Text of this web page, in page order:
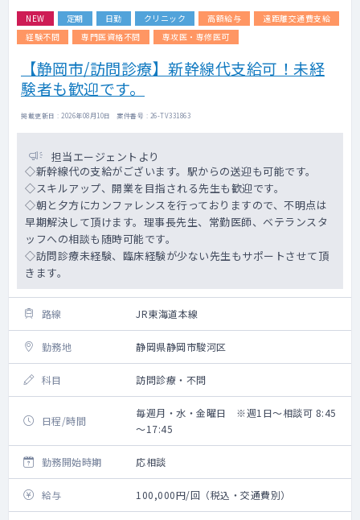
NEW 定期 日勤 クリニック 高額給与
遠距離交通費支給
経験不問
専門医資格不問 専攻医・専修医可
【静岡市/訪問診療】新幹線代支給可！未経
験者も歓迎です。
掲載更新日 : 2026年08月10日 案件番号 : 26-TV331863
担当エージェントより
◇新幹線代の支給がございます。駅からの送迎も可能です。
◇スキルアップ、開業を目指される先生も歓迎です。
◇朝と夕方にカンファレンスを行っておりますので、不明点は
早期解決して頂けます。理事長先生、常勤医師、ベテランスタ
ッフへの相談も随時可能です。
◇訪問診療未経験、臨床経験が少ない先生もサポートさせて頂
きます。
路線 JR東海道本線
勤務地 静岡県静岡市駿河区
科目 訪問診療・不問
日程/時間
毎週月・水・金曜日 ※週1日～相談可 8:45
～17:45
勤務開始時期 応相談
給与 100,000円/回（税込・交通費別）